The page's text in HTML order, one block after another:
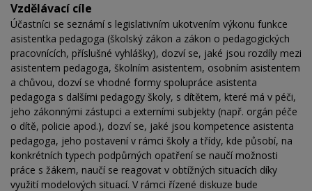
Vzdělávací cíle
Účastníci se seznámí s legislativním ukotvením výkonu funkce
asistentka pedagoga (školský zákon a zákon o pedagogických
pracovnících, příslušné vyhlášky), dozví se, jaké jsou rozdíly mezi
asistentem pedagoga, školním asistentem, osobním asistentem
a chůvou, dozví se vhodné formy spolupráce asistenta
pedagoga s dalšími pedagogy školy, s dítětem, které má v péči,
jeho zákonnými zástupci a externími subjekty (např. orgán péče
o dítě, policie apod.), dozví se, jaké jsou kompetence asistenta
pedagoga, jeho postavení v rámci školy a třídy, kde působí, na
konkrétních typech podpůrných opatření se naučí možnosti
práce s žákem, naučí se reagovat v obtížných situacích díky
využití modelových situací. V rámci řízené diskuze bude